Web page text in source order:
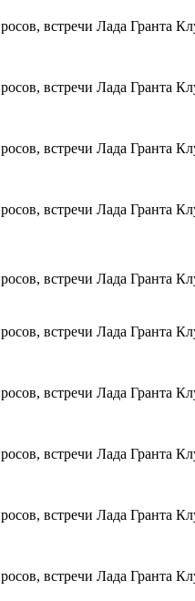
встречи Лада Гранта
встречи Лада Гранта
встречи Лада Гранта
встречи Лада Гранта
встречи Лада Гранта
встречи Лада Гранта
встречи Лада Гранта
встречи Лада Гранта
встречи Лада Гранта
встречи Лада Гранта